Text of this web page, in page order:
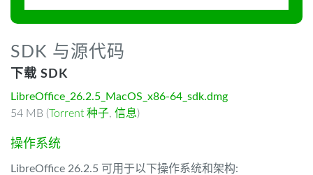
SDK 与源代码
下载 SDK
LibreOffice_26.2.5_MacOS_x86-64_sdk.dmg
54 MB (Torrent 种子, 信息)
操作系统
LibreOffice 26.2.5 可用于以下操作系统和架构: